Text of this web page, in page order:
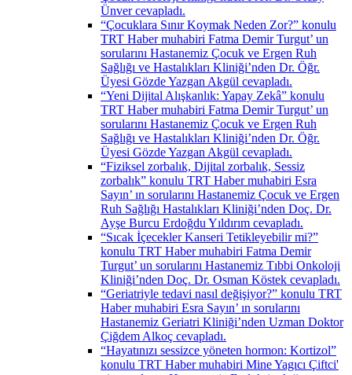
Ünver cevapladı.
“Çocuklara Sınır Koymak Neden Zor?” konulu
TRT Haber muhabiri Fatma Demir Turgut’ un
sorularını Hastanemiz Çocuk ve Ergen Ruh
Sağlığı ve Hastalıkları Kliniği’nden Dr. Öğr.
Üyesi Gözde Yazgan Akgül cevapladı.
“Yeni Dijital Alışkanlık: Yapay Zekâ” konulu
TRT Haber muhabiri Fatma Demir Turgut’ un
sorularını Hastanemiz Çocuk ve Ergen Ruh
Sağlığı ve Hastalıkları Kliniği’nden Dr. Öğr.
Üyesi Gözde Yazgan Akgül cevapladı.
“Fiziksel zorbalık, Dijital zorbalık, Sessiz
zorbalık” konulu TRT Haber muhabiri Esra
Sayın’ ın sorularını Hastanemiz Çocuk ve Ergen
Ruh Sağlığı Hastalıkları Kliniği’nden Doç. Dr.
Ayşe Burcu Erdoğdu Yıldırım cevapladı.
“Sıcak İçecekler Kanseri Tetikleyebilir mi?”
konulu TRT Haber muhabiri Fatma Demir
Turgut’ un sorularını Hastanemiz Tıbbi Onkoloji
Kliniği’nden Doç. Dr. Osman Köstek cevapladı.
“Geriatriyle tedavi nasıl değişiyor?” konulu TRT
Haber muhabiri Esra Sayın’ ın sorularını
Hastanemiz Geriatri Kliniği’nden Uzman Doktor
Çiğdem Alkoç cevapladı.
“Hayatınızı sessizce yöneten hormon: Kortizol”
konulu TRT Haber muhabiri Mine Yagıcı Çiftci'